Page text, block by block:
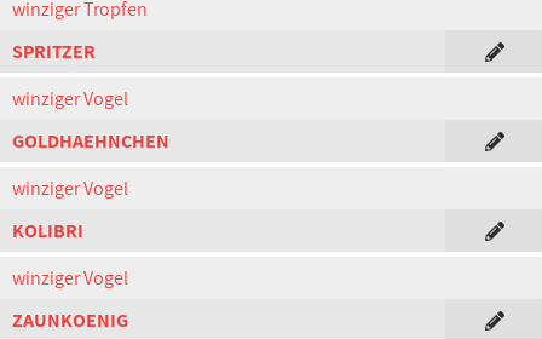
winziger Tropfen
SPRITZER
winziger Vogel
GOLDHAEHNCHEN
winziger Vogel
KOLIBRI
winziger Vogel
ZAUNKOENIG